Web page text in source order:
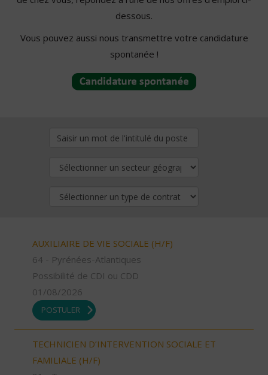
dessous.
Vous pouvez aussi nous transmettre votre candidature
spontanée !
AUXILIAIRE DE VIE SOCIALE (H/F)
64 - Pyrénées-Atlantiques
Possibilité de CDI ou CDD
01/08/2026
POSTULER
TECHNICIEN D’INTERVENTION SOCIALE ET
FAMILIALE (H/F)